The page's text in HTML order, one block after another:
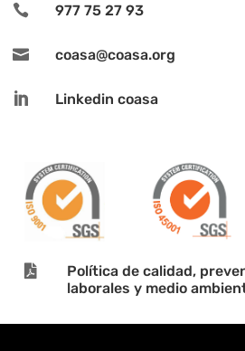
 977 75 27 93
 coasa@coasa.org
 Linkedin coasa

Política de calidad,
laborales y medio